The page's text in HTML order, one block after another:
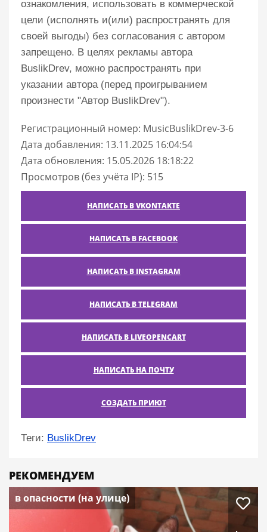
ознакомления, использовать в коммерческой
цели (исполнять и(или) распространять для
своей выгоды) без согласования с автором
запрещено. В целях рекламы автора
BuslikDrev, можно распространять при
указании автора (перед проигрыванием
произнести "Автор BuslikDrev").
Регистрационный номер: MusicBuslikDrev-3-6
Дата добавления: 13.11.2025 16:04:54
Дата обновления: 15.05.2026 18:18:22
Просмотров (без учёта IP): 515
НАПИСАТЬ В VKONTAKTE
НАПИСАТЬ В FACEBOOK
НАПИСАТЬ В INSTAGRAM
НАПИСАТЬ В TELEGRAM
НАПИСАТЬ В LIVEOPENCART
НАПИСАТЬ НА ПОЧТУ
СОЗДАТЬ ПРИЮТ
Теги: BuslikDrev
РЕКОМЕНДУЕМ
в опасности (на улице)